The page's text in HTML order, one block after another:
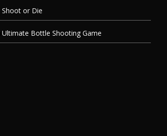
Shoot or Die
Ultimate Bottle Shooting Game